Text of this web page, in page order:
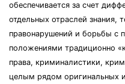
обеспечивается за счет
отдельных отраслей знания,
правонарушений и борьбы с
положениями традиционно
права, криминалистики,
целым рядом оригинальных